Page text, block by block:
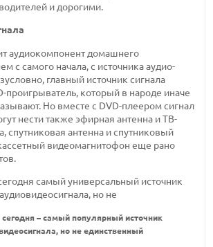
и дорогими.
аудиокомпонент домашнего
с самого начала, с источника аудио-
главный источник сигнала
проигрыватель, который в народе иначе
Но вместе с DVD-плеером сигнал
нести также эфирная антенна и ТВ-
спутниковая антенна и спутниковый
видеомагнитофон еще рано
сегодня – самый популярный источник
но не единственный